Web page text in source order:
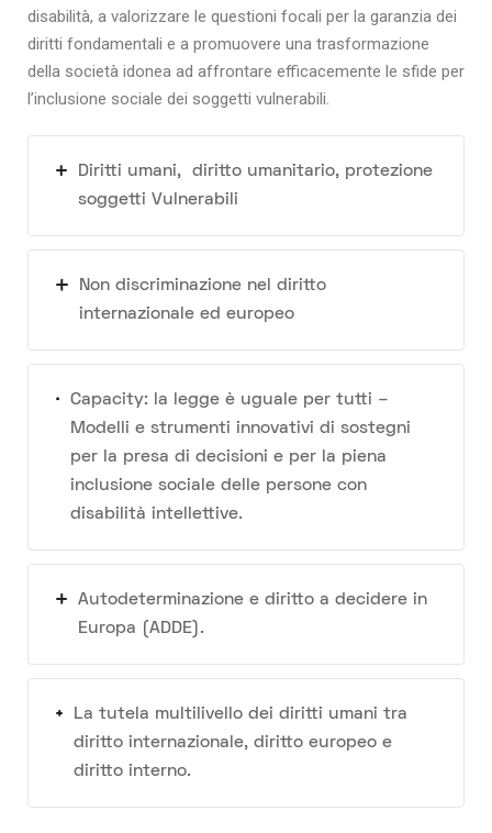
disabilità, a valorizzare le questioni focali per la garanzia dei
diritti fondamentali e a promuovere una trasformazione
della società idonea ad affrontare efficacemente le sfide per
l’inclusione sociale dei soggetti vulnerabili.
Diritti umani, diritto umanitario, protezione
soggetti Vulnerabili
Non discriminazione nel diritto
internazionale ed europeo
Capacity: la legge è uguale per tutti –
Modelli e strumenti innovativi di sostegni
per la presa di decisioni e per la piena
inclusione sociale delle persone con
disabilità intellettive.
Autodeterminazione e diritto a decidere in
Europa (ADDE).
La tutela multilivello dei diritti umani tra
diritto internazionale, diritto europeo e
diritto interno.